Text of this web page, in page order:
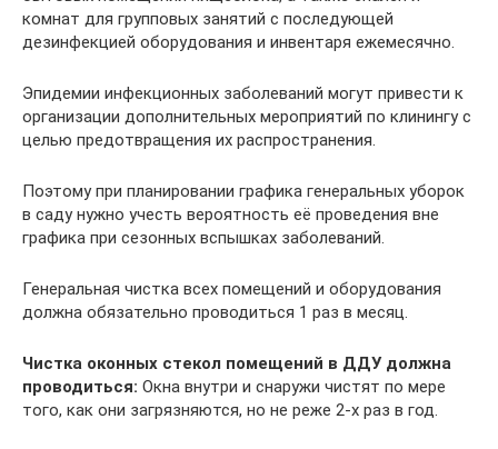
комнат для групповых занятий с последующей
дезинфекцией оборудования и инвентаря ежемесячно.
Эпидемии инфекционных заболеваний могут привести к
организации дополнительных мероприятий по клинингу с
целью предотвращения их распространения.
Поэтому при планировании графика генеральных уборок
в саду нужно учесть вероятность её проведения вне
графика при сезонных вспышках заболеваний.
Генеральная чистка всех помещений и оборудования
должна обязательно проводиться 1 раз в месяц.
Чистка оконных стекол помещений в ДДУ должна
проводиться: Окна внутри и снаружи чистят по мере
того, как они загрязняются, но не реже 2-х раз в год.